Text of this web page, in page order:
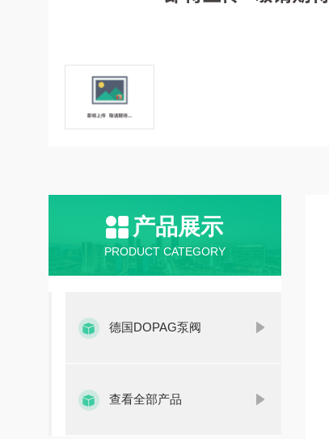
产品展示
PRODUCT CATEGORY
德国DOPAG泵阀
查看全部产品